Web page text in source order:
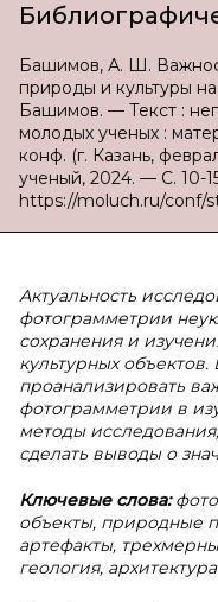
Башимов, А. Ш.
природы и культуры
Башимов. — Текст :
молодых ученых :
конф. (г. Казань,
ученый, 2024. — С. 10-
https://moluch.ru/conf/
Актуальность
фотограмметрии
сохранения и
культурных
проанализировать
фотограмметрии в
методы
сделать выводы о
Ключевые слова:
объекты, природные
артефакты,
геология,